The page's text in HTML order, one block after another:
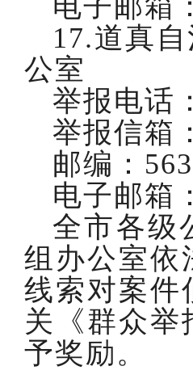
电子邮箱：
17.道真
公室
举报电话：
举报信
邮编：
电子邮箱：
全市各级
组办公室依
线索对案件
关《群众
予奖励。